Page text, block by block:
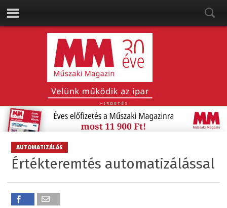
HIRDETÉS
AUTOMATIZÁLÁS
Értékteremtés automatizálással